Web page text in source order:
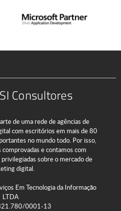
Consultores
de uma rede de agências de
com escritórios em mais de 80
no mundo todo. Por isso,
e contamos com
sobre o mercado de
digital.
Em Tecnologia da Informação
LTDA
0001-13